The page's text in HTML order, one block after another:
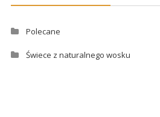
Polecane
Świece z naturalnego wosku